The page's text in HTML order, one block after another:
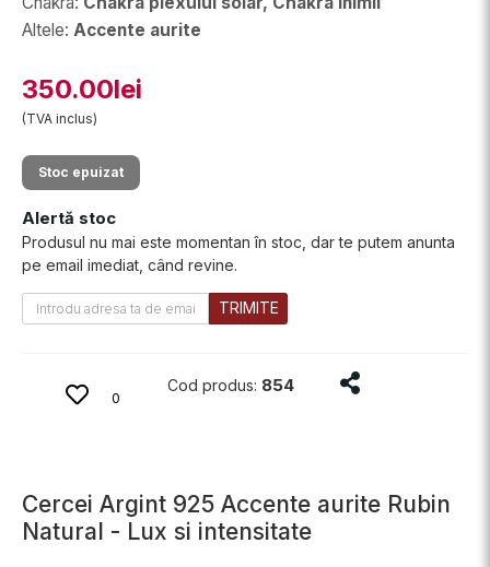
Altele: Accente aurite
350.00lei
(TVA inclus)
Stoc epuizat
Alertă stoc
Produsul nu mai este momentan în stoc, dar te putem anunta
pe email imediat, când revine.
TRIMITE
0
Cod produs: 854 Distribuie
Cercei Argint 925 Accente aurite Rubin
Natural - Lux si intensitate